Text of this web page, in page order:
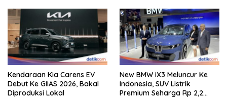
Kendaraan Kia Carens EV
Debut Ke GIIAS 2026, Bakal
Diproduksi Lokal
New BMW iX3 Meluncur Ke
Indonesia, SUV Listrik
Premium Seharga Rp 2,2